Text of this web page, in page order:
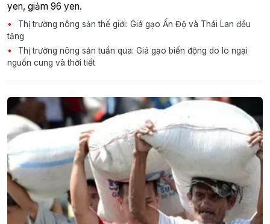
yen, giảm 96 yen.
Thị trường nông sản thế giới: Giá gạo Ấn Độ và Thái Lan đều
tăng
Thị trường nông sản tuần qua: Giá gạo biến động do lo ngại
nguồn cung và thời tiết